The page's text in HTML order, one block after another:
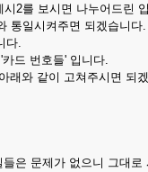
시2를 보시면 나누어드린
통일시켜주면 되겠습니다.
다.
드 번호들' 입니다.
래와 같이 고쳐주시면 되
은 문제가 없으니 그대로